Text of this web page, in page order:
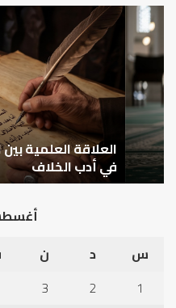
العلاقة
العلمية
بين
الإمام
مالك
والليث
بن
سعد:
نموذج
في
أدب
العلاقة العلمية بين
في أدب الخلاف
أغسطس
س
د ن
1
2
3